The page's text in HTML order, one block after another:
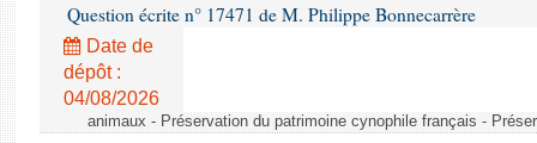
Question écrite n° 17471 de M. Philippe Bonnecarrère
Date de
dépôt :
04/08/2026
animaux - Préservation du patrimoine cynophile français -